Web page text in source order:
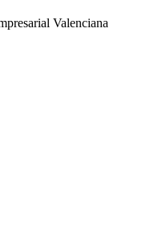
Valenciana